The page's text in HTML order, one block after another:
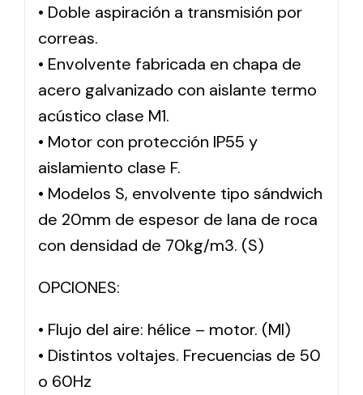
Solar lighting
Variety of solar solutions for all kinds of needs.
• Doble aspiración a transmisión por
correas.
• Envolvente fabricada en chapa de
acero galvanizado con aislante termo
acústico clase M1.
• Motor con protección IP55 y
aislamiento clase F.
• Modelos S, envolvente tipo sándwich
de 20mm de espesor de lana de roca
con densidad de 70kg/m3. (S)
OPCIONES:
• Flujo del aire: hélice – motor. (MI)
• Distintos voltajes. Frecuencias de 50
o 60Hz